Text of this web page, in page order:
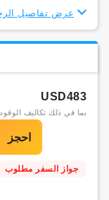
عرض تفاصيل
USD483
بما في ذلك تكاليف الوقود
جواز السفر مطلوب